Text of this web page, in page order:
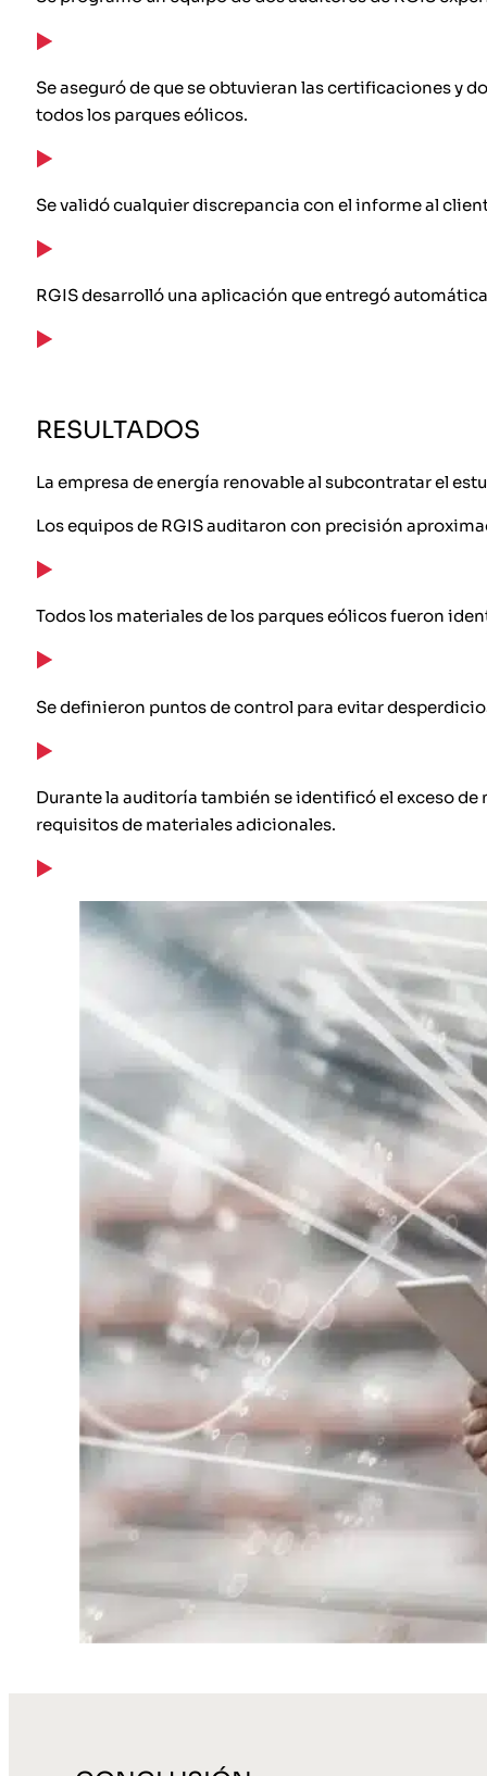
Se aseguró de que se obtuvieran las certificaciones y
todos los parques eólicos.
Se validó cualquier discrepancia con el informe al
RGIS desarrolló una aplicación que entregó
RESULTADOS
La empresa de energía renovable al subcontratar el
Los equipos de RGIS auditaron con precisión
Todos los materiales de los parques eólicos fueron
Se definieron puntos de control para evitar
Durante la auditoría también se identificó el exceso
requisitos de materiales adicionales.